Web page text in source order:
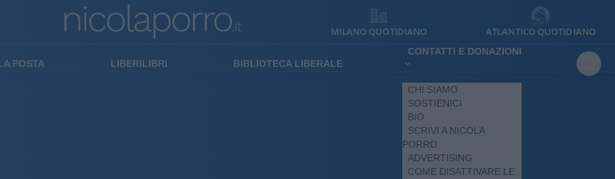
MILANO QUOTIDIANO ATLANTICO QUOTIDIANO
POSTA LIBERILIBRI BIBLIOTECA LIBERALE
CONTATTI E DONAZIONI
CHI SIAMO
SOSTIENICI
BIO
SCRIVI A NICOLA
PORRO
ADVERTISING
COME DISATTIVARE LE